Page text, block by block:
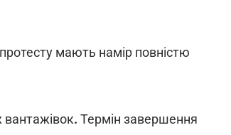
мають намір повністю
вантажівок. Термін завершення